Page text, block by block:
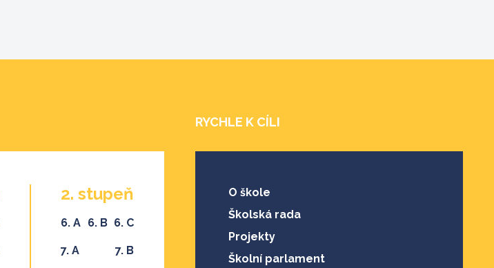
2. stupeň
6. A 6. B 6. C
7. A 7. B
RYCHLE K CÍLI
O škole
Školská rada
Projekty
Školní parlament